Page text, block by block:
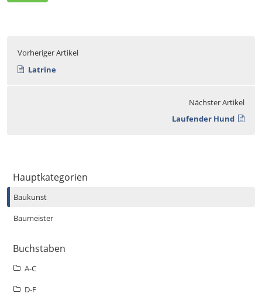
Vorheriger Artikel
Latrine
Nächster Artikel
Laufender Hund
Hauptkategorien
Baukunst
Baumeister
Buchstaben
A-C
D-F